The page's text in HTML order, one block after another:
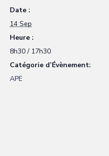
Date :
14 Sep
Heure :
8h30 / 17h30
Catégorie d’Évènement:
APE